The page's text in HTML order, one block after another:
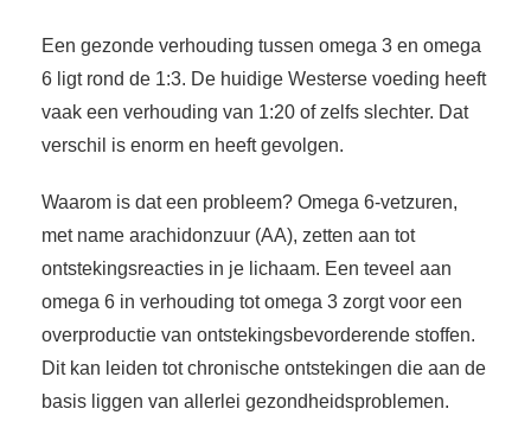
Een gezonde verhouding tussen omega 3 en omega
6 ligt rond de 1:3. De huidige Westerse voeding heeft
vaak een verhouding van 1:20 of zelfs slechter. Dat
verschil is enorm en heeft gevolgen.
Waarom is dat een probleem? Omega 6-vetzuren,
met name arachidonzuur (AA), zetten aan tot
ontstekingsreacties in je lichaam. Een teveel aan
omega 6 in verhouding tot omega 3 zorgt voor een
overproductie van ontstekingsbevorderende stoffen.
Dit kan leiden tot chronische ontstekingen die aan de
basis liggen van allerlei gezondheidsproblemen.